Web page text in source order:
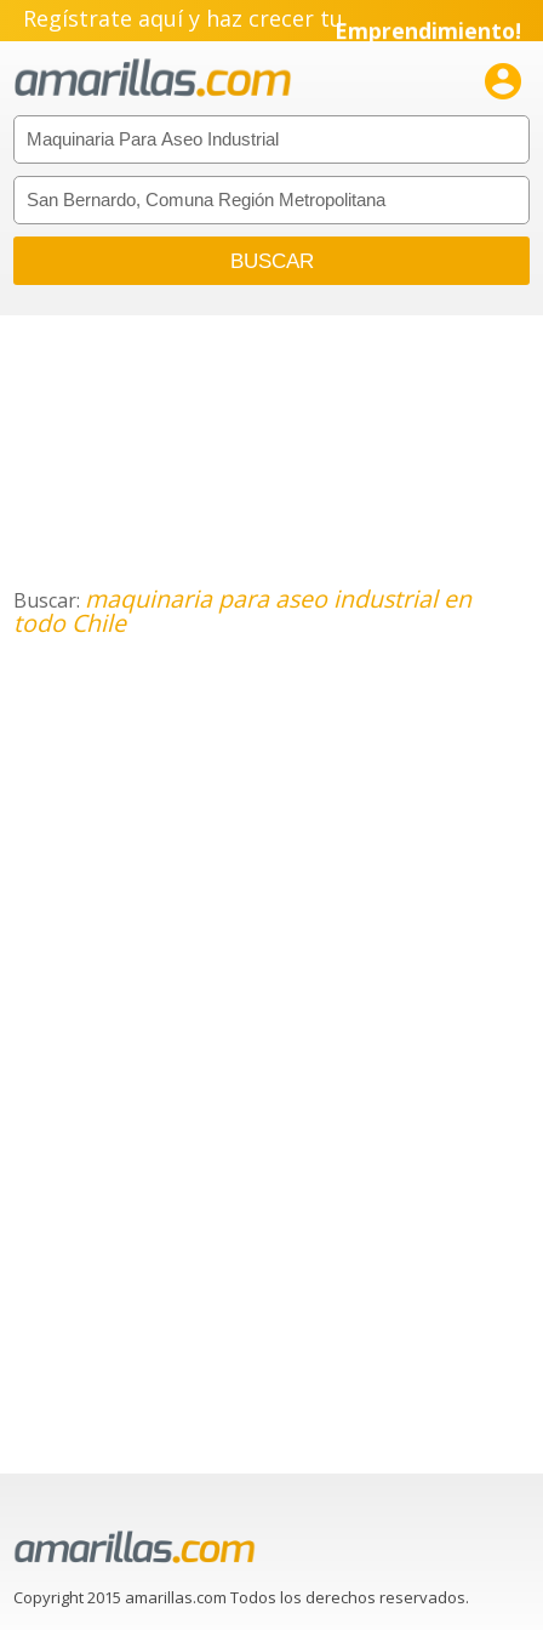
Regístrate aquí y haz crecer tuEmprendimiento!

Buscar: maquinaria para aseo industrial en
todo Chile
Copyright 2015 amarillas.com Todos los derechos reservados.